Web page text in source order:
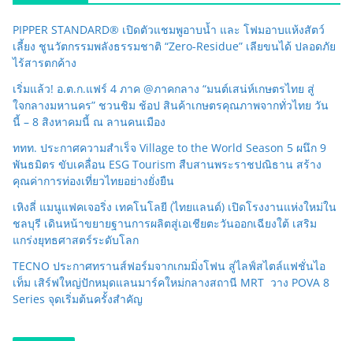
PIPPER STANDARD® เปิดตัวแชมพูอาบน้ำ และ โฟมอาบแห้งสัตว์
เลี้ยง ชูนวัตกรรมพลังธรรมชาติ “Zero-Residue” เลียขนได้ ปลอดภัย
ไร้สารตกค้าง
เริ่มแล้ว! อ.ต.ก.แฟร์ 4 ภาค @ภาคกลาง “มนต์เสน่ห์เกษตรไทย สู่
ใจกลางมหานคร” ชวนชิม ช้อป สินค้าเกษตรคุณภาพจากทั่วไทย วัน
นี้ – 8 สิงหาคมนี้ ณ ลานคนเมือง
ททท. ประกาศความสำเร็จ Village to the World Season 5 ผนึก 9
พันธมิตร ขับเคลื่อน ESG Tourism สืบสานพระราชปณิธาน สร้าง
คุณค่าการท่องเที่ยวไทยอย่างยั่งยืน
เหิงลี่ แมนูแฟคเจอริ่ง เทคโนโลยี (ไทยแลนด์) เปิดโรงงานแห่งใหม่ใน
ชลบุรี เดินหน้าขยายฐานการผลิตสู่เอเชียตะวันออกเฉียงใต้ เสริม
แกร่งยุทธศาสตร์ระดับโลก
TECNO ประกาศทรานส์ฟอร์มจากเกมมิ่งโฟน สู่ไลฟ์สไตล์แฟชั่นไอ
เท็ม เสิร์ฟใหญ่ปักหมุดแลนมาร์คใหม่กลางสถานี MRT วาง POVA 8
Series จุดเริ่มต้นครั้งสำคัญ